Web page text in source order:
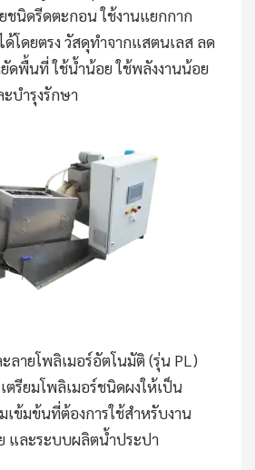
ชนิดรีดตะกอน ใช้งานแยกกาก
โดยตรง วัสดุทำจากแสตนเลส ลด
ดพื้นที่ ใช้น้ำน้อย ใช้พลังงานน้อย
บำรุงรักษา
ะลายโพลิเมอร์อัตโนมัติ (รุ่น PL)
ตรียมโพลิเมอร์ชนิดผงให้เป็น
เข้มข้นที่ต้องการใช้สำหรับงาน
และระบบผลิตน้ำประปา